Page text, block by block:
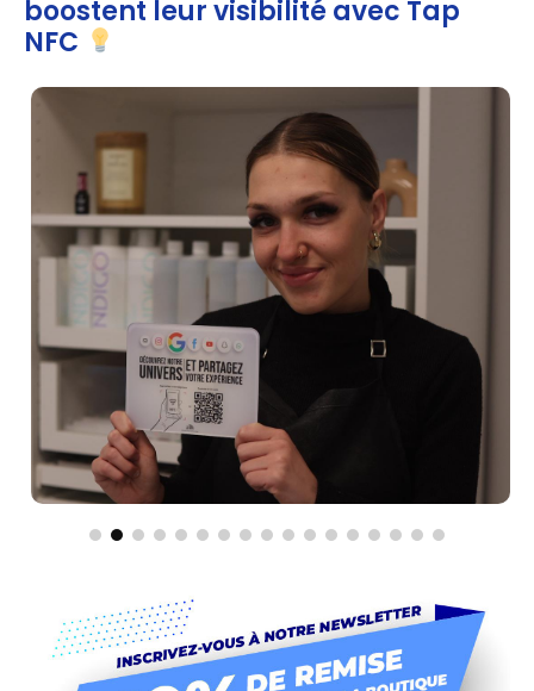
boostent leur visibilité avec Tap
NFC